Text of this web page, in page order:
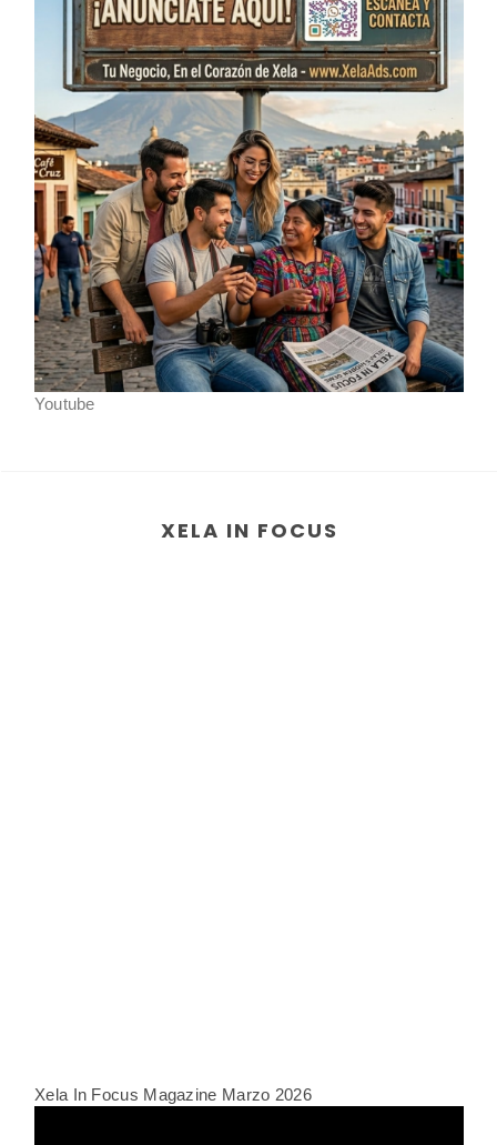
Youtube
XELA IN FOCUS
Xela In Focus Magazine Marzo 2026